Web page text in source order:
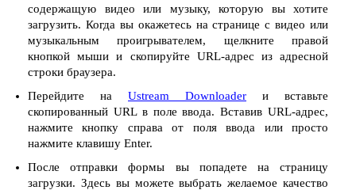
содержащую видео или музыку, которую вы хотите
загрузить. Когда вы окажетесь на странице с видео или
музыкальным проигрывателем, щелкните правой
кнопкой мыши и скопируйте URL-адрес из адресной
строки браузера.
Перейдите на Ustream Downloader и вставьте
скопированный URL в поле ввода. Вставив URL-адрес,
нажмите кнопку справа от поля ввода или просто
нажмите клавишу Enter.
После отправки формы вы попадете на страницу
загрузки. Здесь вы можете выбрать желаемое качество